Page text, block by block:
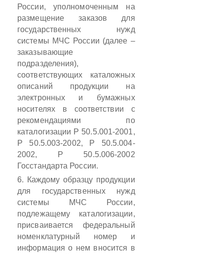
России, уполномоченным на
размещение заказов для
государственных нужд
системы МЧС России (далее –
заказывающие
подразделения),
соответствующих каталожных
описаний продукции на
электронных и бумажных
носителях в соответствии с
рекомендациями по
каталогизации Р 50.5.001-2001,
Р 50.5.003-2002, Р 50.5.004-
2002,
Р 50.5.006-2002
Госстандарта России.
6. Каждому образцу продукции
для государственных нужд
системы МЧС России,
подлежащему каталогизации,
присваивается федеральный
номенклатурный номер и
информация о нем вносится в